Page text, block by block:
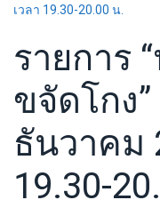
เวลา 19.30-20.00 น.
รายการ
ขจัดโกง
ธันวาคม
19.30-